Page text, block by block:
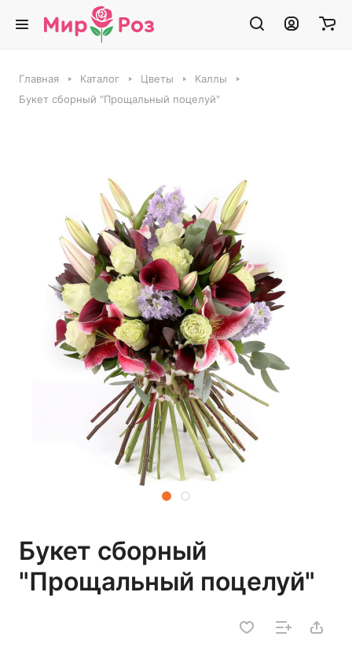
Главная Каталог Цветы
Каллы
Букет сборный "Прощальный поцелуй"
Букет сборный
"Прощальный поцелуй"